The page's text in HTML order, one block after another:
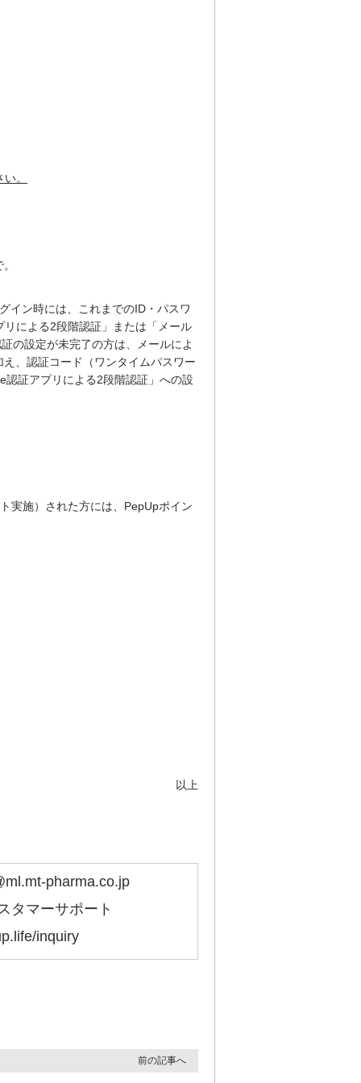
。
イン時には、これまでのID・パスワ
による2段階認証」または「メール
の設定が未完了の方は、メールによ
、認証コード（ワンタイムパスワー
証アプリによる2段階認証」への設
実施）された方には、PepUpポイン
以上
pharma.co.jp
ーサポート
inquiry
前の記事へ